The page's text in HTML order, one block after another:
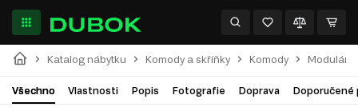
Katalog nábytku Komody a skříňky Komody
Všechno Vlastnosti Popis Fotografie Doprava Doporučené